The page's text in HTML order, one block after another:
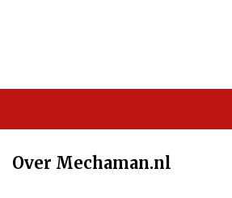
Over Mechaman.nl